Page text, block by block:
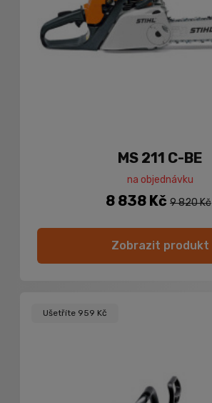
MS 211 C-BE
na objednávku
8 838 Kč 9 820 Kč
Zobrazit produkt
Ušetříte 959 Kč